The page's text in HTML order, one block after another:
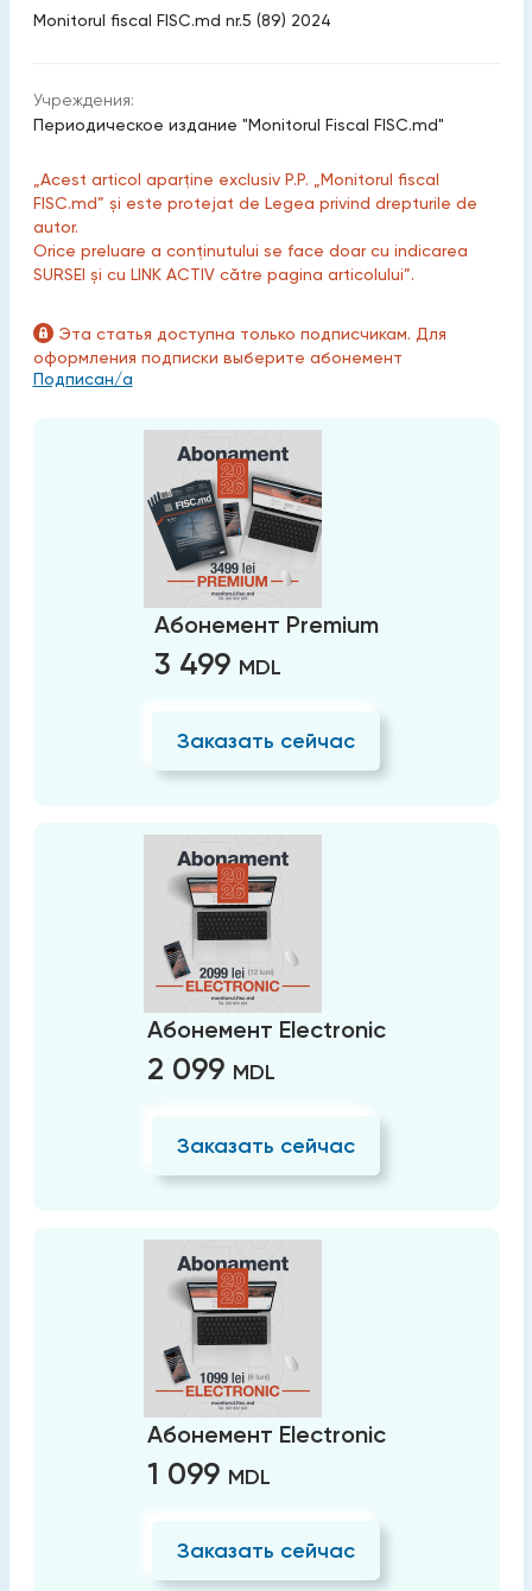
Monitorul fiscal FISC.md nr.5 (89) 2024
Учреждения:
Периодическое издание "Monitorul Fiscal FISC.md"
„Acest articol aparține exclusiv P.P. „Monitorul fiscal
FISC.md” și este protejat de Legea privind drepturile de
autor.
Orice preluare a conținutului se face doar cu indicarea
SURSEI și cu LINK ACTIV către pagina articolului”.
Эта статья доступна только подписчикам. Для
оформления подписки выберите абонемент
Подписан/а
Абонемент Premium
3 499 MDL
Заказать сейчас
Абонемент Electronic
2 099 MDL
Заказать сейчас
Абонемент Electronic
1 099 MDL
Заказать сейчас